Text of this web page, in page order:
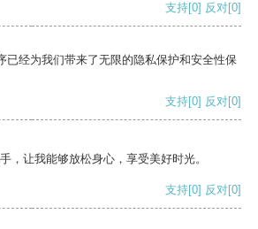
支持[0] 反对[0]
已经为我们带来了无限的隐私保护和安全性保
支持[0] 反对[0]
，让我能够放松身心，享受美好时光。
支持[0] 反对[0]